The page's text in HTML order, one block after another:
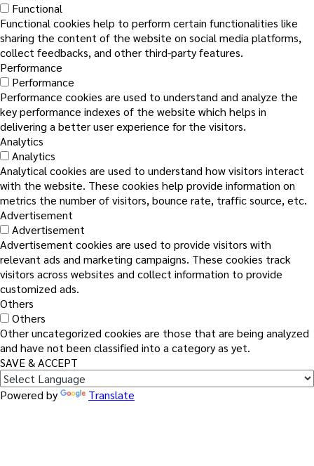
Functional
Functional cookies help to perform certain functionalities like
sharing the content of the website on social media platforms,
collect feedbacks, and other third-party features.
Performance
Performance
Performance cookies are used to understand and analyze the
key performance indexes of the website which helps in
delivering a better user experience for the visitors.
Analytics
Analytics
Analytical cookies are used to understand how visitors interact
with the website. These cookies help provide information on
metrics the number of visitors, bounce rate, traffic source, etc.
Advertisement
Advertisement
Advertisement cookies are used to provide visitors with
relevant ads and marketing campaigns. These cookies track
visitors across websites and collect information to provide
customized ads.
Others
Others
Other uncategorized cookies are those that are being analyzed
and have not been classified into a category as yet.
SAVE & ACCEPT
Powered by Translate